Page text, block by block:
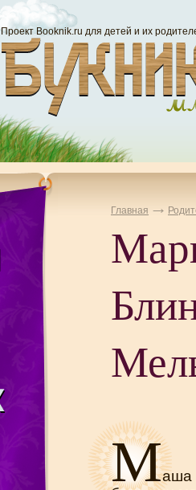
Проект Booknik.ru для детей и их
Главная
Маша